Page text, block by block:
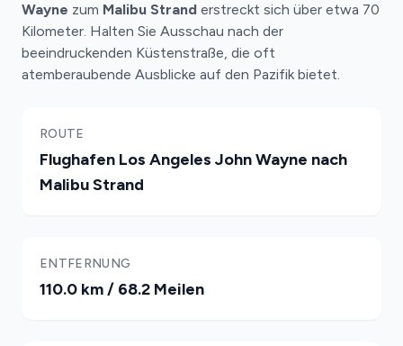
Wayne zum Malibu Strand erstreckt sich über etwa 70
Kilometer. Halten Sie Ausschau nach der
beeindruckenden Küstenstraße, die oft
atemberaubende Ausblicke auf den Pazifik bietet.
ROUTE
Flughafen Los Angeles John Wayne nach
Malibu Strand
ENTFERNUNG
110.0 km / 68.2 Meilen